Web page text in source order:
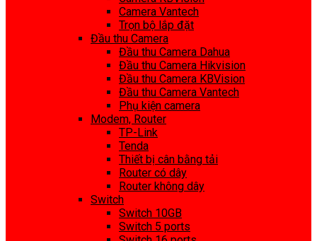
Camera Vantech
Trọn bộ lắp đặt
Đầu thu Camera
Đầu thu Camera Dahua
Đầu thu Camera Hikvision
Đầu thu Camera KBVision
Đầu thu Camera Vantech
Phụ kiện camera
Modem, Router
TP-Link
Tenda
Thiết bị cân bằng tải
Router có dây
Router không dây
Switch
Switch 10GB
Switch 5 ports